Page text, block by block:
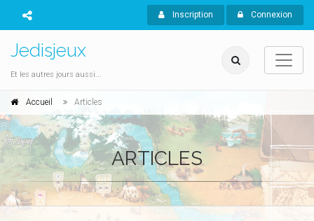
Inscription Connexion
Jedisjeux
Et les autres jours aussi...
Accueil Articles
ARTICLES